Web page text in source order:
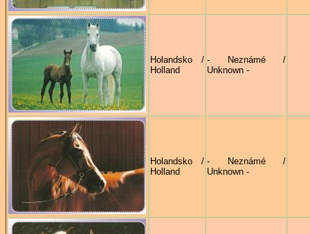
Holandsko /
Holland
- Neznámé /
Unknown -
Holandsko /
Holland
- Neznámé /
Unknown -